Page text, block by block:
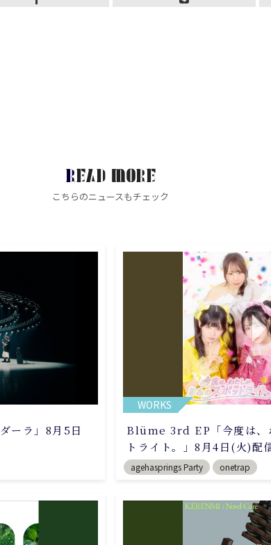
READ MORE
こちらのニュースもチェック
ーラ」8月5日
WORKS
Blüme 3rd EP「今度は、
トライト。」8月4日(火)配
agehasprings Party onetrap